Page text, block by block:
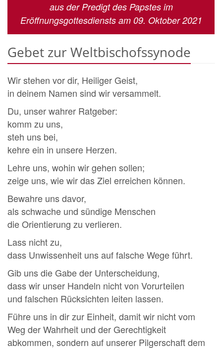
aus der Predigt des Papstes im
Eröffnungsgottesdiensts am 09. Oktober 2021
Gebet zur Weltbischofssynode
Wir stehen vor dir, Heiliger Geist,
in deinem Namen sind wir versammelt.
Du, unser wahrer Ratgeber:
komm zu uns,
steh uns bei,
kehre ein in unsere Herzen.
Lehre uns, wohin wir gehen sollen;
zeige uns, wie wir das Ziel erreichen können.
Bewahre uns davor,
als schwache und sündige Menschen
die Orientierung zu verlieren.
Lass nicht zu,
dass Unwissenheit uns auf falsche Wege führt.
Gib uns die Gabe der Unterscheidung,
dass wir unser Handeln nicht von Vorurteilen
und falschen Rücksichten leiten lassen.
Führe uns in dir zur Einheit, damit wir nicht vom
Weg der Wahrheit und der Gerechtigkeit
abkommen, sondern auf unserer Pilgerschaft dem